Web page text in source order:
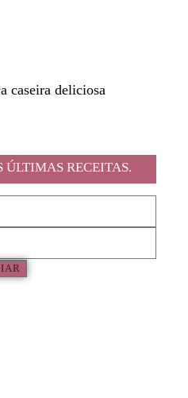
caseira deliciosa
ÚLTIMAS RECEITAS.